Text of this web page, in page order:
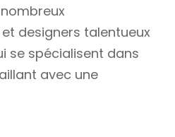
designers talentueux
se spécialisent dans
avec une